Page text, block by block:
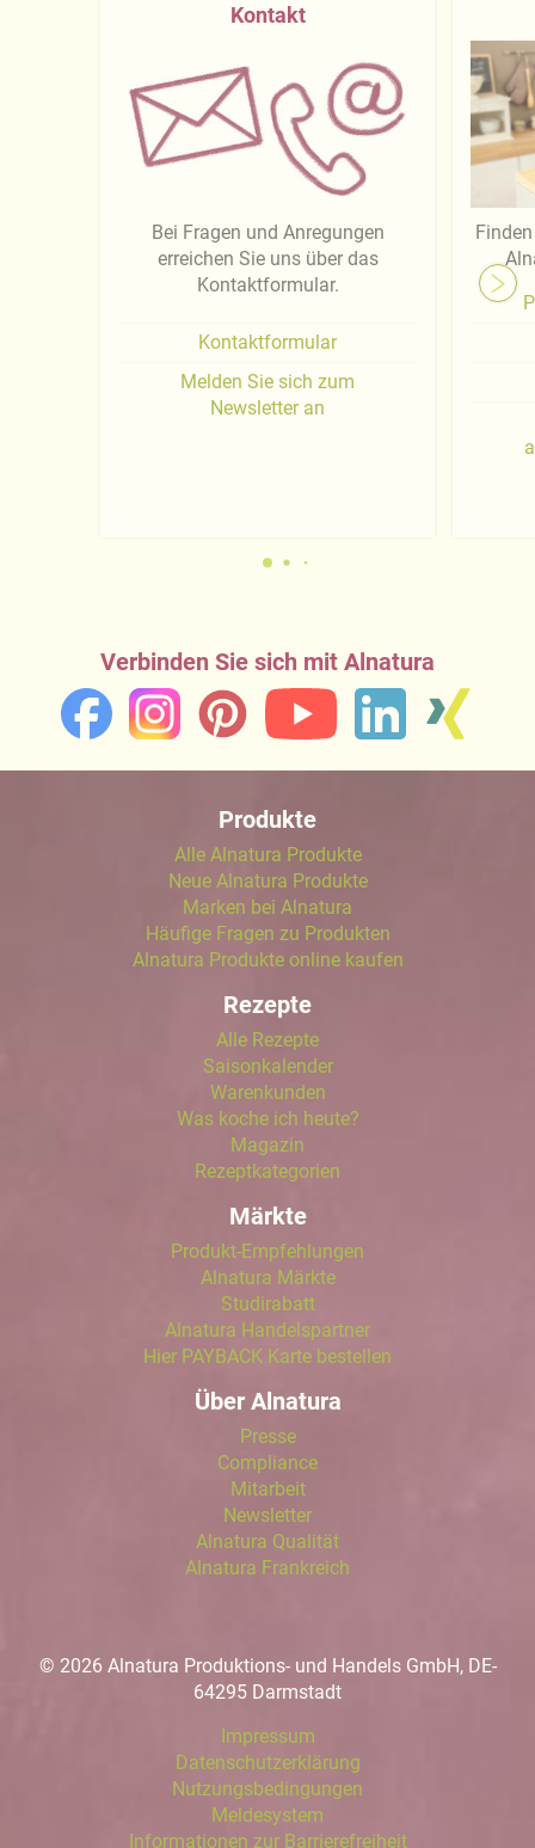
Kontakt
Bei Fragen und Anregungen
erreichen Sie uns über das
Kontaktformular.
Kontaktformular
Melden Sie sich zum
Newsletter an
Verbinden Sie sich mit Alnatura
Produkte
Alle Alnatura Produkte
Neue Alnatura Produkte
Marken bei Alnatura
Häufige Fragen zu Produkten
Alnatura Produkte online kaufen
Rezepte
Alle Rezepte
Saisonkalender
Warenkunden
Was koche ich heute?
Magazin
Rezeptkategorien
Märkte
Produkt-Empfehlungen
Alnatura Märkte
Studirabatt
Alnatura Handelspartner
Hier PAYBACK Karte bestellen
Über Alnatura
Presse
Compliance
Mitarbeit
Newsletter
Alnatura Qualität
Alnatura Frankreich
© 2026 Alnatura Produktions- und Handels GmbH, DE-
64295 Darmstadt
Impressum
Datenschutzerklärung
Nutzungsbedingungen
Meldesystem
Informationen zur Barrierefreiheit